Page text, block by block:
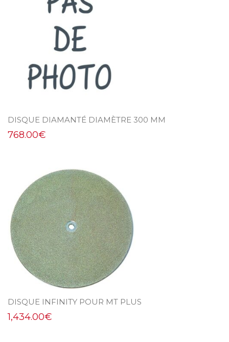
DISQUE DIAMANTÉ DIAMÈTRE 300 MM
768.00€
DISQUE INFINITY POUR MT PLUS
1,434.00€